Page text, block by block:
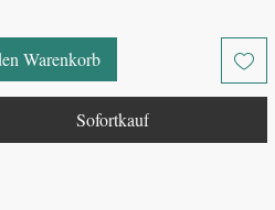
dir
und zählen
Warenkorb
Sofortkauf